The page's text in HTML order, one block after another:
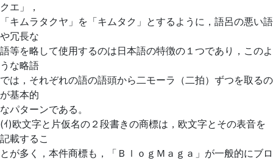
クエ」，
「キムラタクヤ」を「キムタク」とするように，語呂の悪い語
や冗長な
語等を略して使用するのは日本語の特徴の１つであり，このよ
うな略語
では，それぞれの語の語頭から二モーラ（二拍）ずつを取るの
が基本的
なパターンである。
(ｲ)欧文字と片仮名の２段書きの商標は，欧文字とその表音を
記載するこ
とが多く，本件商標も，「ＢｌｏｇＭａｇａ」が一般的にブロ